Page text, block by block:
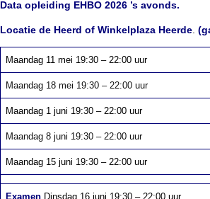
Data opleiding EHBO 2026 ’s avonds.
Locatie de Heerd of Winkelplaza Heerde
Maandag 11 mei 19:30 – 22:00 uur
Maandag 18 mei 19:30 – 22:00 uur
Maandag 1 juni 19:30 – 22:00 uur
Maandag 8 juni 19:30 – 22:00 uur
Maandag 15 juni 19:30 – 22:00 uur
ExamenDinsdag 16 juni 19:30 – 22:00 uur